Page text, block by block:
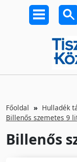
Főoldal Hulladék
Billenős szemetes 9
Billenős